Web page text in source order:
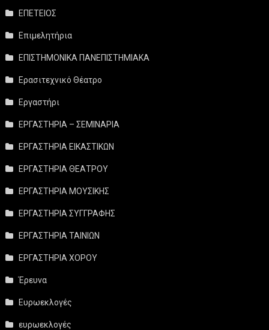
ΕΠΕΤΕΙΟΣ
Επιμελητήρια
ΕΠΙΣΤΗΜΟΝΙΚΑ ΠΑΝΕΠΙΣΤΗΜΙΑΚΑ
Ερασιτεχνικό Θέατρο
Εργαστήρι
ΕΡΓΑΣΤΗΡΙΑ – ΣΕΜΙΝΑΡΙΑ
ΕΡΓΑΣΤΗΡΙΑ ΕΙΚΑΣΤΙΚΩΝ
ΕΡΓΑΣΤΗΡΙΑ ΘΕΑΤΡΟΥ
ΕΡΓΑΣΤΗΡΙΑ ΜΟΥΣΙΚΗΣ
ΕΡΓΑΣΤΗΡΙΑ ΣΥΓΓΡΑΦΗΣ
ΕΡΓΑΣΤΗΡΙΑ ΤΑΙΝΙΩΝ
ΕΡΓΑΣΤΗΡΙΑ ΧΟΡΟΥ
Έρευνα
Ευρωεκλογές
ευρωεκλογές